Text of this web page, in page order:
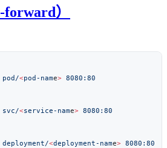
）
pod/<pod-name>
svc/<service-name>
deployment/<deployment-name>